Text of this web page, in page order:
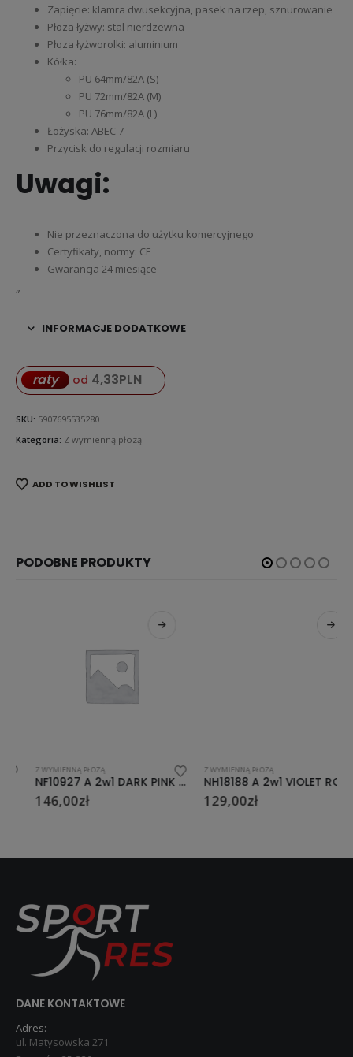
Zapięcie: klamra dwusekcyjna, pasek na rzep, sznurowanie
Płoza łyżwy: stal nierdzewna
Płoza łyżworolki: aluminium
Kółka:
PU 64mm/82A (S)
PU 72mm/82A (M)
PU 76mm/82A (L)
Łożyska: ABEC 7
Przycisk do regulacji rozmiaru
Uwagi:
Nie przeznaczona do użytku komercyjnego
Certyfikaty, normy: CE
Gwarancja 24 miesiące
„
INFORMACJE DODATKOWE
raty od 4,33PLN
SKU: 5907695535280
Kategoria: Z wymienną płozą
ADD TO WISHLIST
PODOBNE PRODUKTY
Z WYMIENNĄ PŁOZĄ
NF10927 A 2w1 DARK PINK ROZM.L(39-42) ŁYŻWOROLKI Z WYM. PŁ. FIGUROWĄ NILS EXTREME
146,00zł
Z WYMIENNĄ PŁOZĄ
NH18188 A 2w1 VIOLET ROZM.S(29-33) ŁYŻWOROLKI Z WYM. PŁ. HOKEJOWĄ NILS EXTREME
129,00zł
DANE KONTAKTOWE
Adres:
ul. Matysowska 271